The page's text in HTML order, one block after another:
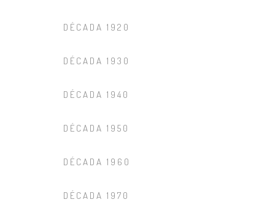
DÉCADA 1920
DÉCADA 1930
DÉCADA 1940
DÉCADA 1950
DÉCADA 1960
DÉCADA 1970